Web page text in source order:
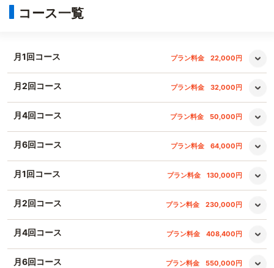
コース一覧
月1回コース プラン料金 22,000円
月2回コース プラン料金 32,000円
月4回コース プラン料金 50,000円
月6回コース プラン料金 64,000円
月1回コース プラン料金 130,000円
月2回コース プラン料金 230,000円
月4回コース プラン料金 408,400円
月6回コース プラン料金 550,000円